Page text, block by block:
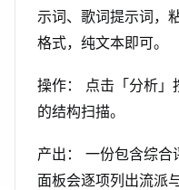
示词、歌词提示词，
格式，纯文本即可。
操作： 点击「分析」
的结构扫描。
产出： 一份包含综合
面板会逐项列出流派